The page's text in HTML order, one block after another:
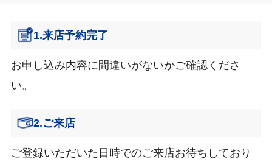
1.来店予約完了
お申し込み内容に間違いがないかご確認くださ
い。
2.ご来店
ご登録いただいた日時でのご来店お待ちしており